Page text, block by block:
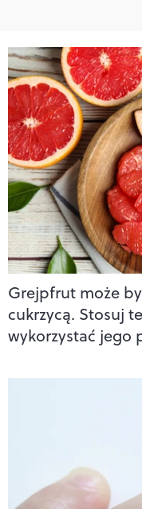
Grejpfrut może
cukrzycą. Stosuj
wykorzystać jego